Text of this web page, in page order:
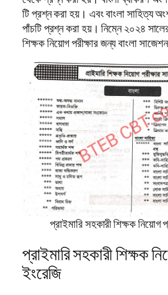
টি প্রশ্ন করা হয়। এবং বাংলা সাহিত্য
পাঁচটি প্রশ্ন করা হয়। নিম্নে ২০২৪
শিক্ষক নিয়োগ পরীক্ষার জন্য বাংলা
প্রাইমারি সহকারী শিক্ষক নিয়োগ
প্রাইমারি সহকারী শিক্ষক
ইংরেজি